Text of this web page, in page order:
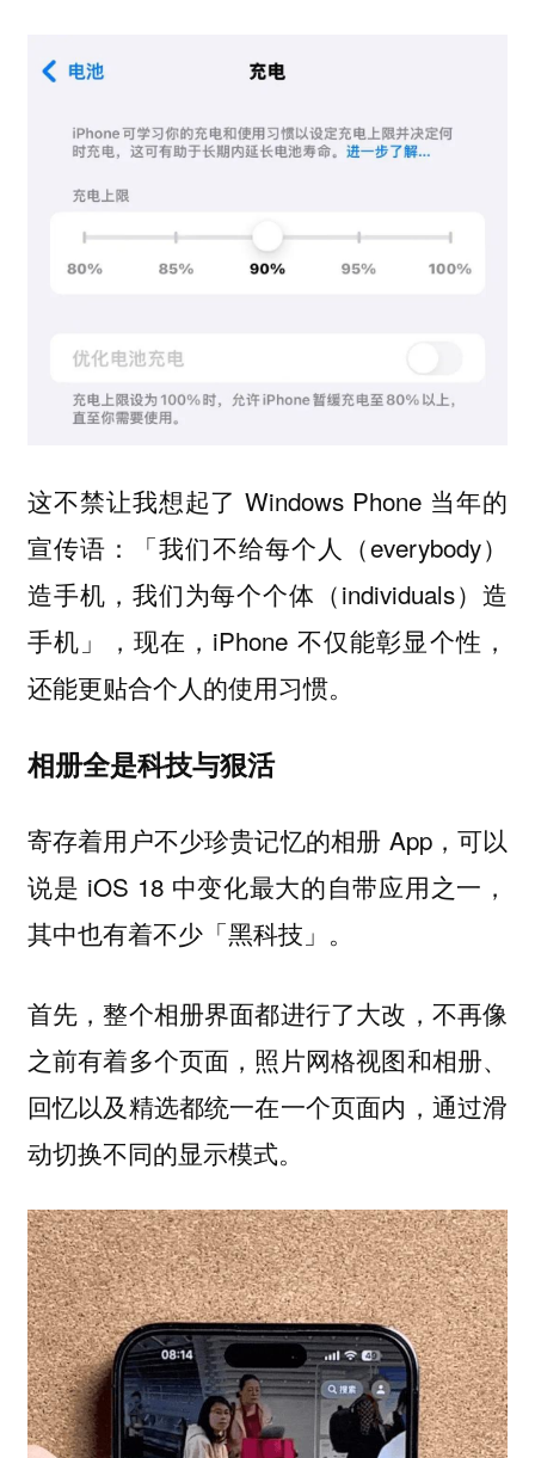
这不禁让我想起了 Windows Phone 当年的
宣传语：「我们不给每个人（everybody）
造手机，我们为每个个体（individuals）造
手机」，现在，iPhone 不仅能彰显个性，
还能更贴合个人的使用习惯。
相册全是科技与狠活
寄存着用户不少珍贵记忆的相册 App，可以
说是 iOS 18 中变化最大的自带应用之一，
其中也有着不少「黑科技」。
首先，整个相册界面都进行了大改，不再像
之前有着多个页面，照片网格视图和相册、
回忆以及精选都统一在一个页面内，通过滑
动切换不同的显示模式。